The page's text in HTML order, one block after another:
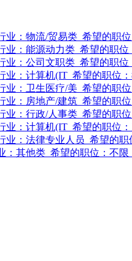
业： 物流/贸易类 希望的职位
业： 能源动力类 希望的职位
业： 公司文职类 希望的职位
业： 计算机(IT 希望的职位：
业： 卫生医疗/美 希望的职位
业： 房地产/建筑 希望的职位
业： 行政/人事类 希望的职位
业： 计算机(IT 希望的职位：
业： 法律专业人员 希望的职
： 其他类 希望的职位： 不限